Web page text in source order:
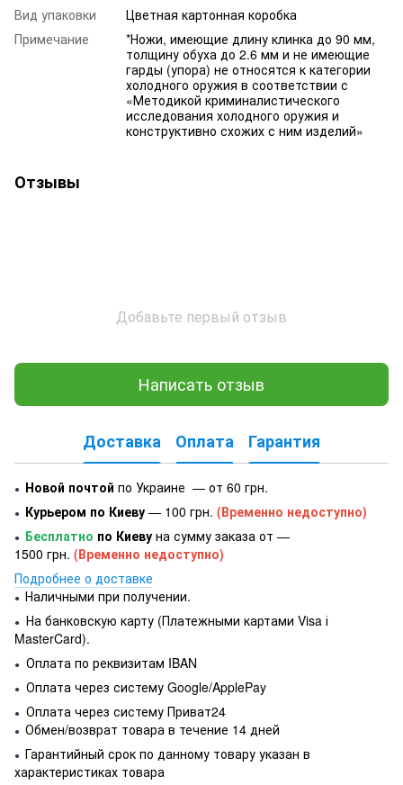
Вид упаковки
Цветная картонная коробка
Примечание
*Ножи, имеющие длину клинка до 90 мм,
толщину обуха до 2.6 мм и не имеющие
гарды (упора) не относятся к категории
холодного оружия в соответствии с
«Методикой криминалистического
исследования холодного оружия и
конструктивно схожих с ним изделий»
Отзывы
Добавьте первый отзыв
Написать отзыв
Доставка Оплата Гарантия
● Новой почтой по Украине — от 60 грн.
● Курьером по Киеву — 100 грн. (Временно недоступно)
● Бесплатно по Киеву на сумму заказа от —
1500 грн. (Временно недоступно)
Подробнее о доставке
● Наличными при получении.
● На банковскую карту (Платежными картами Visa і
MasterCard).
● Оплата по реквизитам IBAN
● Оплата через систему Google/ApplePay
● Оплата через систему Приват24
● Обмен/возврат товара в течение 14 дней
● Гарантийный срок по данному товару указан в
характеристиках товара